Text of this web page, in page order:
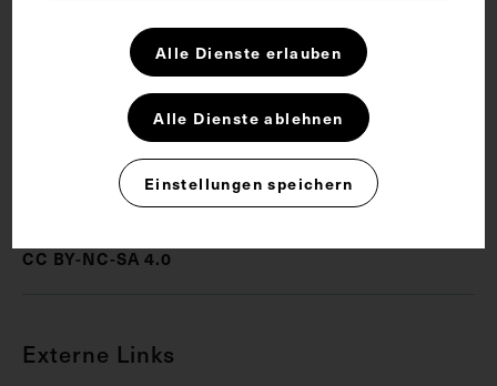
Neuropathologie
Nobelpreis für Medizin
Psychiatrie
CC BY-NC-SA 4.0
Externe Links
Alle Dienste erlauben
Alle Dienste ablehnen
Einstellungen speichern